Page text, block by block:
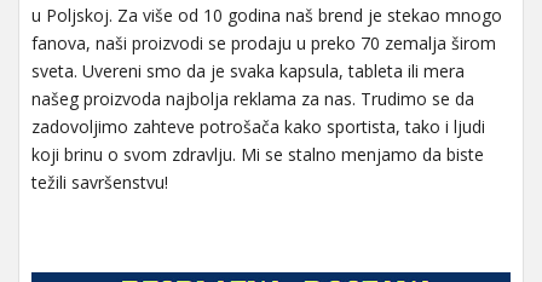
u Poljskoj. Za više od 10 godina naš brend je stekao mnogo
fanova, naši proizvodi se prodaju u preko 70 zemalja širom
sveta. Uvereni smo da je svaka kapsula, tableta ili mera
našeg proizvoda najbolja reklama za nas. Trudimo se da
zadovoljimo zahteve potrošača kako sportista, tako i ljudi
koji brinu o svom zdravlju. Mi se stalno menjamo da biste
težili savršenstvu!